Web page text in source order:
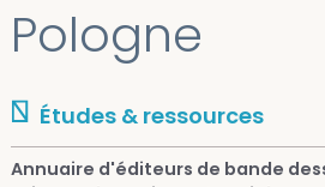
Pologne
Études & ressources
Annuaire d'éditeurs de bande